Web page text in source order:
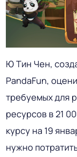
Ю Тин Чен,
PandaFun,
требуемых для
ресурсов в 21
курсу на 19
нужно